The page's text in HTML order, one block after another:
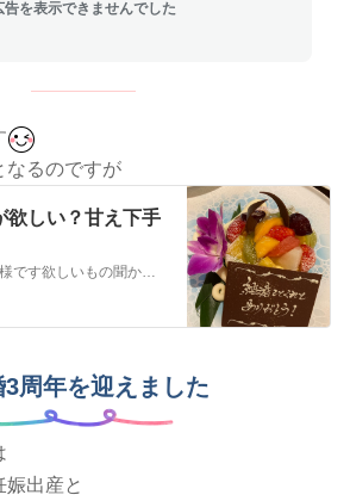
告を表示できませんでした
なるのですが
欲しい？甘え下手
こんばんは毎日お疲れ様です欲しいもの聞かれた時の正解は？『結婚記念日何が欲しい？色々と考えたけどサプライズとかで欲しくないものあげてもね。』昨日夫から朝急に聞…
3周年を迎えました
出産と